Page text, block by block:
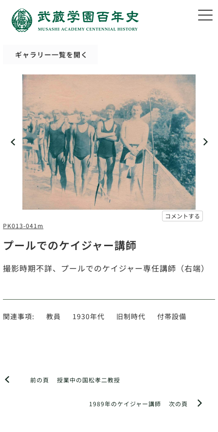
ギャラリー一覧を開く
コメントする
PK013-041m
プールでのケイジャー講師
撮影時期不詳、プールでのケイジャー専任講師（右端）
関連事項: 教員 1930年代 旧制時代 付帯設備
前の頁 授業中の国松孝二教授
次の頁
1989年のケイジャー講師